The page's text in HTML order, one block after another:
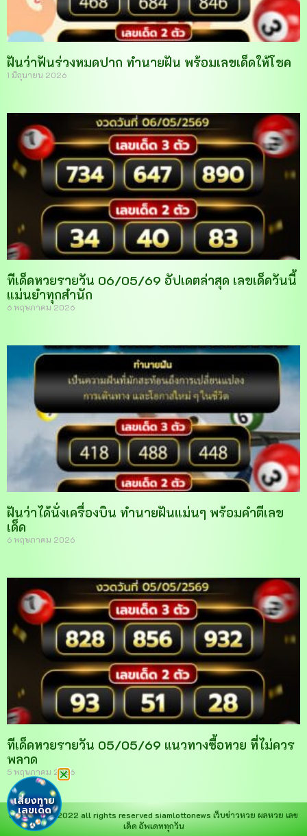
ฝันว่าฟันร่วงหมดปาก ทำนายฝัน พร้อมเลขเด็ดให้โชค
1 มิถุนายน 2026
ทีเด็ดหวยรายวัน 06/05/69 อัปเดตล่าสุด เลขเด็ดวันนี้
แม่นยำทุกสำนัก
6 พฤษภาคม 2026
ฝันว่าได้นั่งเครื่องบิน ทำนายฝันแม่นๆ พร้อมคำตีเลข
เด็ด
6 พฤษภาคม 2026
ทีเด็ดหวยรายวัน 05/05/69 แนวทางซื้อหวย ที่ไม่ควร
พลาด
5 พฤษภาคม 2026
copyright © 2022 all rights reservedsiamlottonews เว็บข่าวหวย ผลหวย เลข
เด็ด อัพเดททุกวัน
เสี่ยงทาย
เลขเด็ด